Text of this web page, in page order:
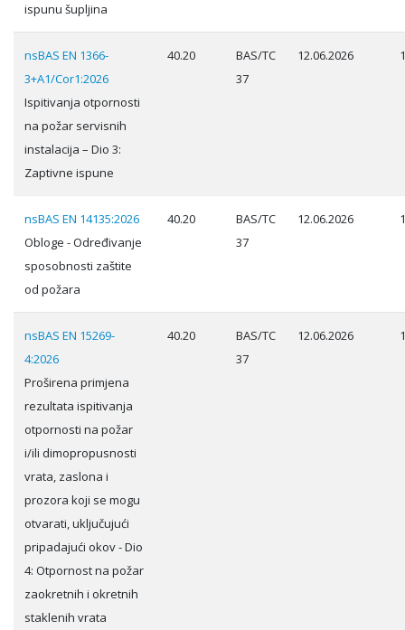
ispunu šupljina
nsBAS EN 1366-
3+A1/Cor1:2026
Ispitivanja otpornosti
na požar servisnih
instalacija – Dio 3:
Zaptivne ispune
40.20
BAS/TC
37
12.06.2026
nsBAS EN 14135:2026
Obloge - Određivanje
sposobnosti zaštite
od požara
40.20
BAS/TC
37
12.06.2026
nsBAS EN 15269-
4:2026
Proširena primjena
rezultata ispitivanja
otpornosti na požar
i/ili dimopropusnosti
vrata, zaslona i
prozora koji se mogu
otvarati, uključujući
pripadajući okov - Dio
4: Otpornost na požar
zaokretnih i okretnih
staklenih vrata
40.20
BAS/TC
37
12.06.2026